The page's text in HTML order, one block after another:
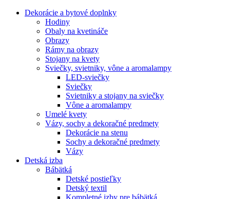
Dekorácie a bytové doplnky
Hodiny
Obaly na kvetináče
Obrazy
Rámy na obrazy
Stojany na kvety
Sviečky, svietniky, vône a aromalampy
LED-sviečky
Sviečky
Svietniky a stojany na sviečky
Vône a aromalampy
Umelé kvety
Vázy, sochy a dekoračné predmety
Dekorácie na stenu
Sochy a dekoračné predmety
Vázy
Detská izba
Bábätká
Detské postieľky
Detský textil
Kompletné izby pre bábätká